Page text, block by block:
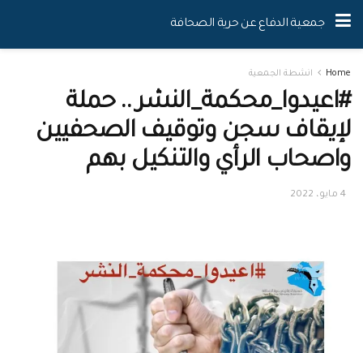
جمعية الدفاع عن حرية الصحافة
Home انشطة الجمعية
#اعيدوا_محكمة_النشر .. حملة
لإيقاف سجن وتوقيف الصحفيين
واصحاب الرأي والتنكيل بهم
4 مايو، 2022